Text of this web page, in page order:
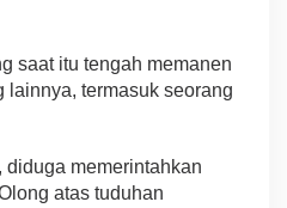
saat itu tengah memanen
lainnya, termasuk seorang
diduga memerintahkan
atas tuduhan